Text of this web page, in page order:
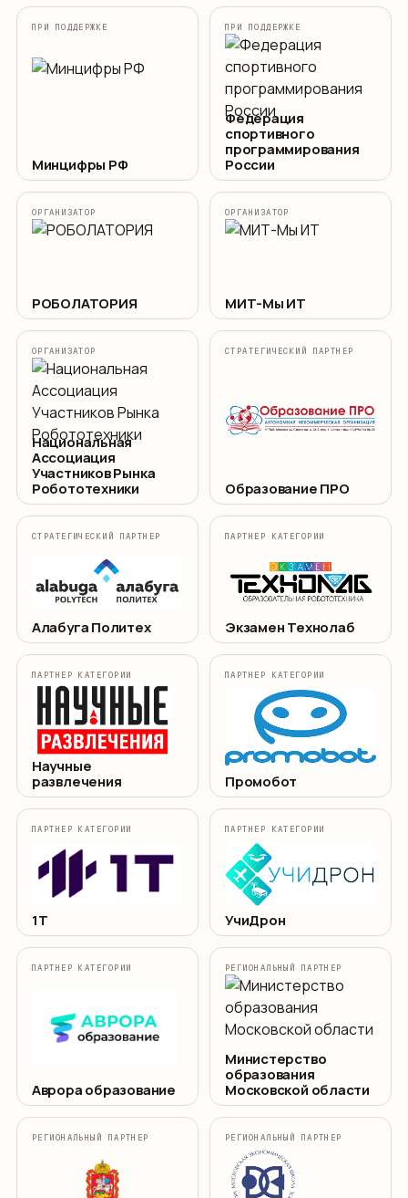
ПРИ ПОДДЕРЖКЕ
Минцифры РФ
ПРИ ПОДДЕРЖКЕ
Федерация
спортивного
программирования
России
ОРГАНИЗАТОР
РОБОЛАТОРИЯ
ОРГАНИЗАТОР
МИТ-Мы ИТ
ОРГАНИЗАТОР
Национальная
Ассоциация
Участников Рынка
Робототехники
СТРАТЕГИЧЕСКИЙ ПАРТНЕР
Образование ПРО
СТРАТЕГИЧЕСКИЙ ПАРТНЕР
Алабуга Политех
ПАРТНЕР КАТЕГОРИИ
Экзамен Технолаб
ПАРТНЕР КАТЕГОРИИ
Научные
развлечения
ПАРТНЕР КАТЕГОРИИ
Промобот
ПАРТНЕР КАТЕГОРИИ
1Т
ПАРТНЕР КАТЕГОРИИ
УчиДрон
ПАРТНЕР КАТЕГОРИИ
Аврора образование
РЕГИОНАЛЬНЫЙ ПАРТНЕР
Министерство
образования
Московской области
РЕГИОНАЛЬНЫЙ ПАРТНЕР РЕГИОНАЛЬНЫЙ ПАРТНЕР